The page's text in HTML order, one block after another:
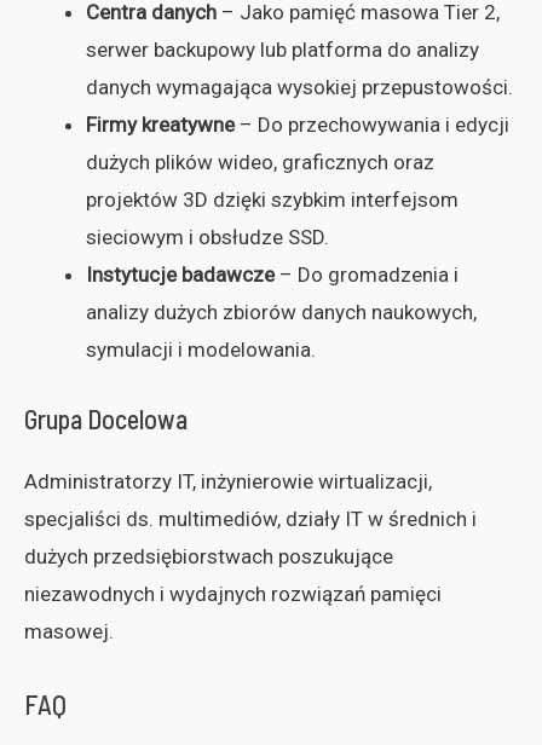
Centra danych – Jako pamięć masowa Tier 2,
serwer backupowy lub platforma do analizy
danych wymagająca wysokiej przepustowości.
Firmy kreatywne– Do przechowywania i edycji
dużych plików wideo, graficznych oraz
projektów 3D dzięki szybkim interfejsom
sieciowym i obsłudze SSD.
Instytucje badawcze– Do gromadzenia i
analizy dużych zbiorów danych naukowych,
symulacji i modelowania.
Grupa Docelowa
Administratorzy IT, inżynierowie wirtualizacji,
specjaliści ds. multimediów, działy IT w średnich i
dużych przedsiębiorstwach poszukujące
niezawodnych i wydajnych rozwiązań pamięci
masowej.
FAQ